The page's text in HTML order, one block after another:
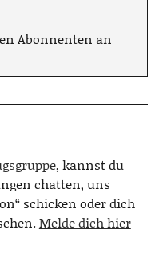
Abonnenten an
, kannst du
chatten, uns
schicken oder dich
Melde dich hier